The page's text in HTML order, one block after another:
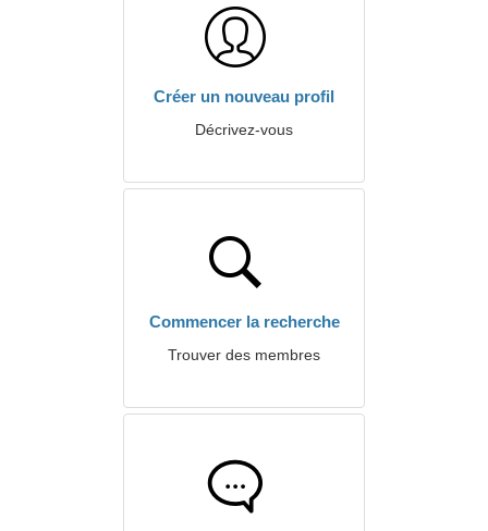
Créer un nouveau profil
Décrivez-vous
Commencer la recherche
Trouver des membres